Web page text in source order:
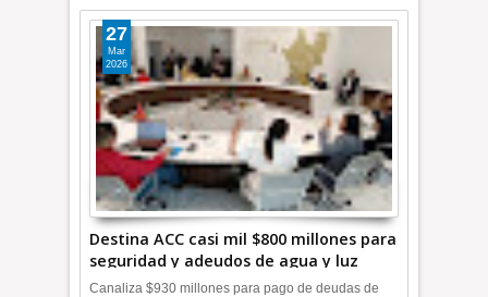
Destina ACC casi mil $800 millones para
seguridad y adeudos de agua y luz
+Video
27
Mar
2026
Canaliza $930 millones para pago de deudas de